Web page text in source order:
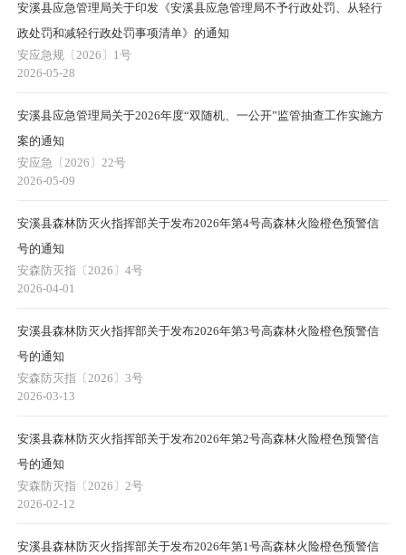
安溪县应急管理局关于印发《安溪县应急管理局不予行政处罚、从轻行
政处罚和减轻行政处罚事项清单》的通知
安应急规〔2026〕1号
2026-05-28
安溪县应急管理局关于2026年度“双随机、一公开”监管抽查工作实施方
案的通知
安应急〔2026〕22号
2026-05-09
安溪县森林防灭火指挥部关于发布2026年第4号高森林火险橙色预警信
号的通知
安森防灭指〔2026〕4号
2026-04-01
安溪县森林防灭火指挥部关于发布2026年第3号高森林火险橙色预警信
号的通知
安森防灭指〔2026〕3号
2026-03-13
安溪县森林防灭火指挥部关于发布2026年第2号高森林火险橙色预警信
号的通知
安森防灭指〔2026〕2号
2026-02-12
安溪县森林防灭火指挥部关于发布2026年第1号高森林火险橙色预警信